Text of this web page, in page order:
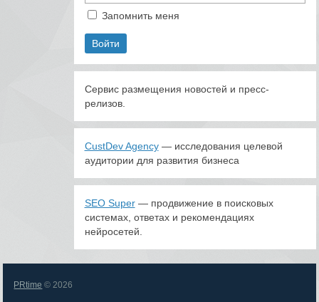
Запомнить меня
Сервис размещения новостей и пресс-
релизов.
CustDev Agency— исследования целевой
аудитории для развития бизнеса
SEO Super— продвижение в поисковых
системах, ответах и рекомендациях
нейросетей.
PRtime © 2026